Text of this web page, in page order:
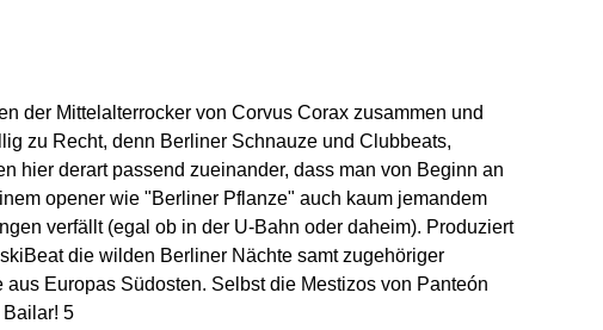
der Mittelalterrocker von Corvus Corax zusammen und
zu Recht, denn Berliner Schnauze und Clubbeats,
hier derart passend zueinander, dass man von Beginn an
opener wie "Berliner Pflanze" auch kaum jemandem
verfällt (egal ob in der U-Bahn oder daheim). Produziert
die wilden Berliner Nächte samt zugehöriger
Europas Südosten. Selbst die Mestizos von Panteón
Bailar! 5